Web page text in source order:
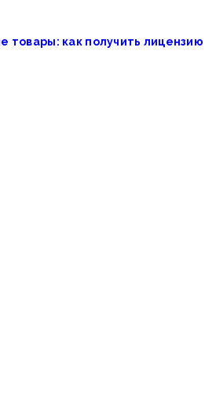
товары: как получить лицензию